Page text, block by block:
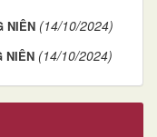
NIÊN (14/10/2024)
NIÊN (14/10/2024)